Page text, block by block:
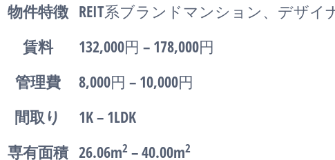
物件特徴 REIT系ブランドマンション、デザイ
賃料
132,000円 – 178,000円
管理費
8,000円 – 10,000円
間取り
1K – 1LDK
専有面積 26.06m2 – 40.00m2